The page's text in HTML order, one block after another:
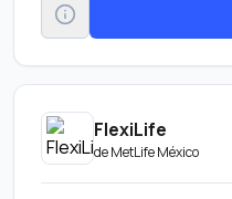
FlexiLife
deMetLife México